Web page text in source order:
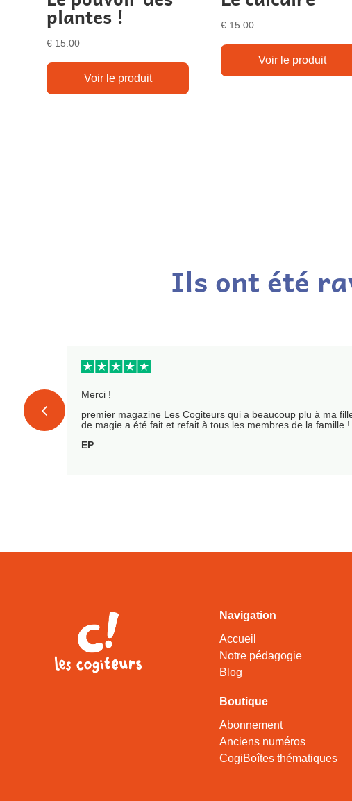
plantes !
€ 15.00
Voir le produit
€ 15.00
Voir le produit
Ils ont été
Merci !
premier magazine Les Cogiteurs qui a beaucoup plu à ma
de magie a été fait et refait à tous les membres de la famille !
EP
Navigation
Accueil
Notre pédagogie
Blog
Boutique
Abonnement
Anciens numéros
CogiBoîtes thématiques